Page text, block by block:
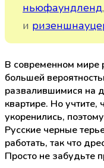
ньюфаундленд,
и
В современном мире
большей
развалившимися на
квартире. Но учтите,
укоренились,
Русские черные
работать, так что
Просто не забудьте